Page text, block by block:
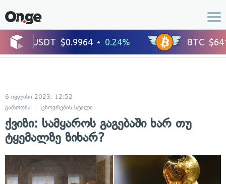
6 ივლისი 2023, 12:52
გართობა
ცხოვრების სტილი
ქვიზი: სამყაროს გაგებაში ხარ თუ
ტყემალზე ზიხარ?